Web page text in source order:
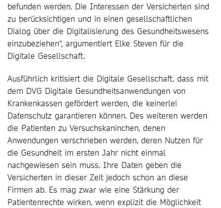
befunden werden. Die Interessen der Versicherten sind
zu berücksichtigen und in einen gesellschaftlichen
Dialog über die Digitalisierung des Gesundheitswesens
einzubeziehen“, argumentiert Elke Steven für die
Digitale Gesellschaft.
Ausführlich kritisiert die Digitale Gesellschaft, dass mit
dem DVG Digitale Gesundheitsanwendungen von
Krankenkassen gefördert werden, die keinerlei
Datenschutz garantieren können. Des weiteren werden
die Patienten zu Versuchskaninchen, denen
Anwendungen verschrieben werden, deren Nutzen für
die Gesundheit im ersten Jahr nicht einmal
nachgewiesen sein muss. Ihre Daten geben die
Versicherten in dieser Zeit jedoch schon an diese
Firmen ab. Es mag zwar wie eine Stärkung der
Patientenrechte wirken, wenn explizit die Möglichkeit